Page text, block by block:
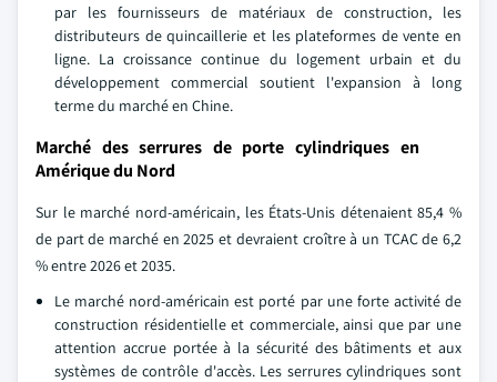
par les fournisseurs de matériaux de construction, les
distributeurs de quincaillerie et les plateformes de vente en
ligne. La croissance continue du logement urbain et du
développement commercial soutient l'expansion à long
terme du marché en Chine.
Marché des serrures de porte cylindriques en
Amérique du Nord
Sur le marché nord-américain, les États-Unis détenaient 85,4 %
de part de marché en 2025 et devraient croître à un TCAC de 6,2
% entre 2026 et 2035.
Le marché nord-américain est porté par une forte activité de
construction résidentielle et commerciale, ainsi que par une
attention accrue portée à la sécurité des bâtiments et aux
systèmes de contrôle d'accès. Les serrures cylindriques sont